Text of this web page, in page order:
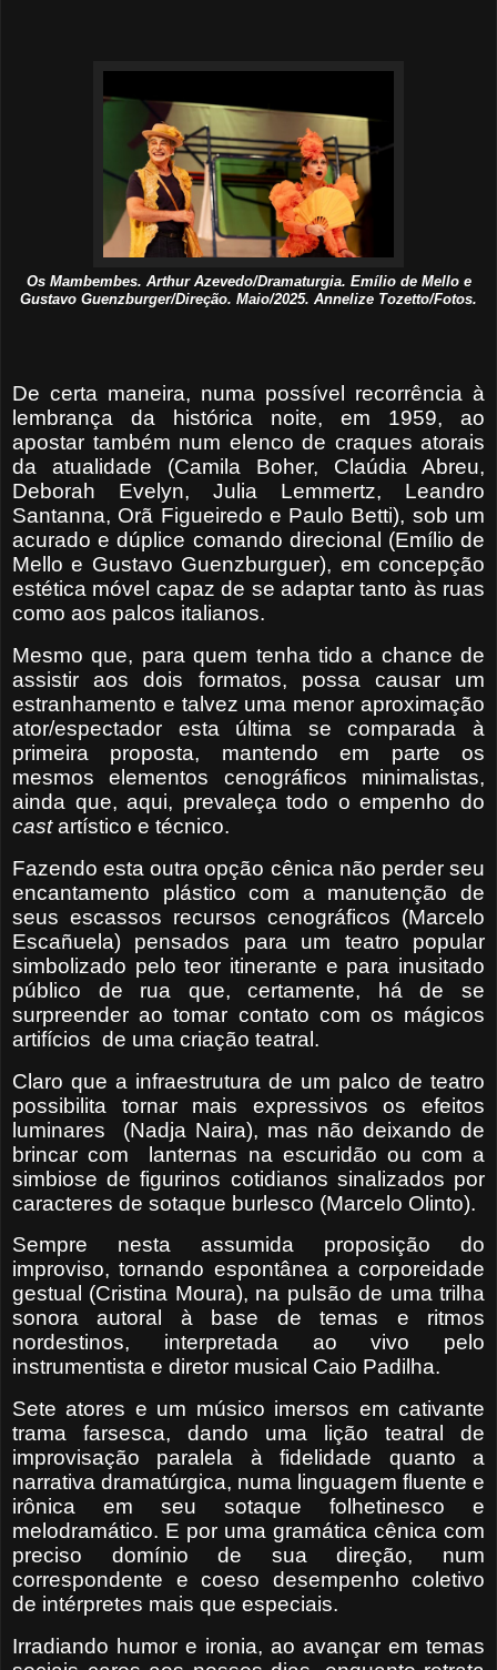
Os Mambembes. Arthur Azevedo/Dramaturgia. Emílio de Mello e
Gustavo Guenzburger/Direção. Maio/2025. Annelize Tozetto/Fotos.
De certa maneira, numa possível recorrência à
lembrança da histórica noite, em 1959, ao
apostar também num elenco de craques atorais
da atualidade (Camila Boher, Claúdia Abreu,
Deborah Evelyn, Julia Lemmertz, Leandro
Santanna, Orã Figueiredo e Paulo Betti), sob um
acurado e dúplice comando direcional (Emílio de
Mello e Gustavo Guenzburguer), em concepção
estética móvel capaz de se adaptar tanto às ruas
como aos palcos italianos.
Mesmo que, para quem tenha tido a chance de
assistir aos dois formatos, possa causar um
estranhamento e talvez uma menor aproximação
ator/espectador esta última se comparada à
primeira proposta, mantendo em parte os
mesmos elementos cenográficos minimalistas,
ainda que, aqui, prevaleça todo o empenho do
castartístico e técnico.
Fazendo esta outra opção cênica não perder seu
encantamento plástico com a manutenção de
seus escassos recursos cenográficos (Marcelo
Escañuela) pensados para um teatro popular
simbolizado pelo teor itinerante e para inusitado
público de rua que, certamente, há de se
surpreender ao tomar contato com os mágicos
artifícios de uma criação teatral.
Claro que a infraestrutura de um palco de teatro
possibilita tornar mais expressivos os efeitos
luminares
(Nadja Naira), mas não deixando de
brincar com
lanternas na escuridão ou com a
simbiose de figurinos cotidianos sinalizados por
caracteres de sotaque burlesco (Marcelo Olinto).
Sempre nesta assumida proposição do
improviso, tornando espontânea a corporeidade
gestual (Cristina Moura), na pulsão de uma trilha
sonora autoral à base de temas e ritmos
nordestinos, interpretada ao vivo pelo
instrumentista e diretor musical Caio Padilha.
Sete atores e um músico imersos em cativante
trama farsesca, dando uma lição teatral de
improvisação paralela à fidelidade quanto a
narrativa dramatúrgica, numa linguagem fluente e
irônica em seu sotaque folhetinesco e
melodramático. E por uma gramática cênica com
preciso domínio de sua direção, num
correspondente e coeso desempenho coletivo
de intérpretes mais que especiais.
Irradiando humor e ironia, ao avançar em temas